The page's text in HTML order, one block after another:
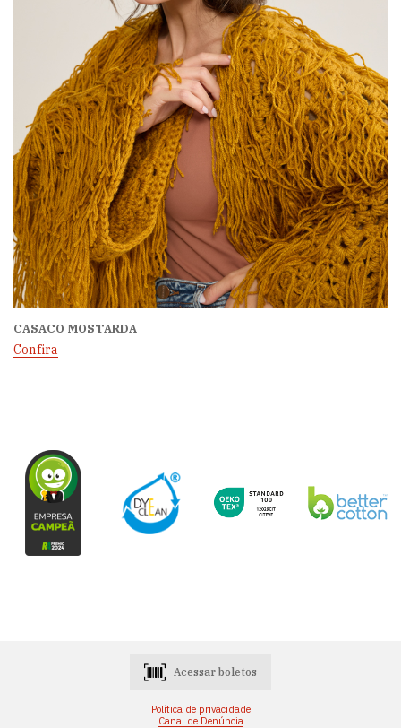
CASACO MOSTARDA
Confira
Acessar boletos
Política de privacidade
Canal de Denúncia